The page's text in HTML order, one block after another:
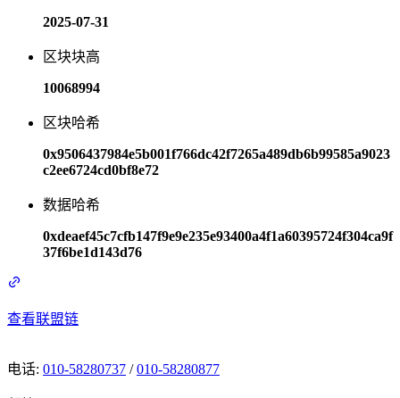
2025-07-31
区块块高
10068994
区块哈希
0x9506437984e5b001f766dc42f7265a489db6b99585a9023
c2ee6724cd0bf8e72
数据哈希
0xdeaef45c7cfb147f9e9e235e93400a4f1a60395724f304ca9f
37f6be1d143d76
查看联盟链
电话: 010-58280737 /010-58280877